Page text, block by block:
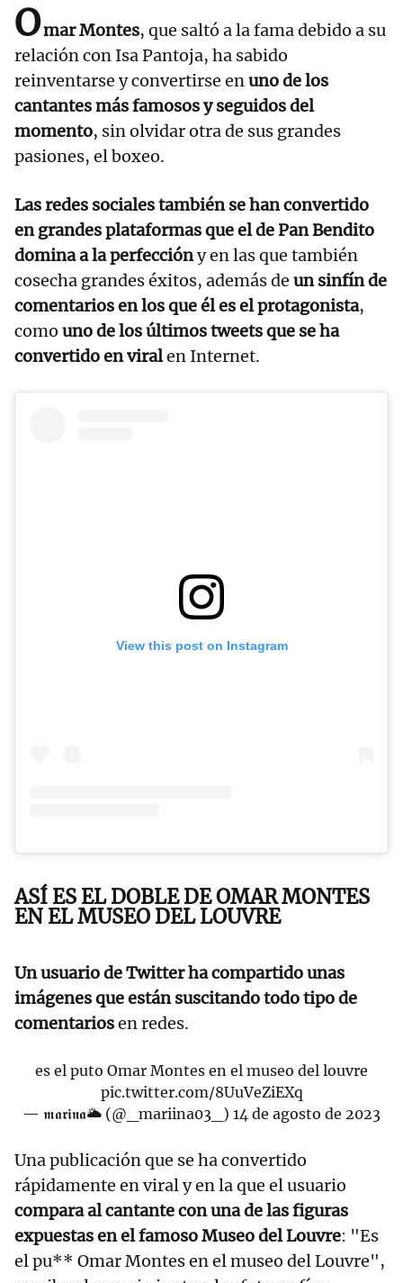
Omar Montes, que saltó a la fama debido a su
relación con Isa Pantoja, ha sabido
reinventarse y convertirse enuno de los
cantantes más famosos y seguidos del
momento, sin olvidar otra de sus grandes
pasiones, el boxeo.
Las redes sociales también se han convertido
en grandes plataformas que el de Pan Bendito
domina a la perfeccióny en las que también
cosecha grandes éxitos, además de un sinfín de
comentarios en los que él es el protagonista,
como uno de los últimos tweets que se ha
convertido en viralen Internet.
View this post on Instagram
ASÍ ES EL DOBLE DE OMAR MONTES
EN EL MUSEO DEL LOUVRE
Un usuario de Twitter ha compartido unas
imágenes que están suscitando todo tipo de
comentariosen redes.
es el puto Omar Montes en el museo del louvre
pic.twitter.com/8UuVeZiEXq
— 𝖒𝖆𝖗𝖎𝖓𝖆🌥️ (@_mariina03_) 14 de agosto de 2023
Una publicación que se ha convertido
rápidamente en viral y en la que el usuario
compara al cantante con una de las figuras
expuestas en el famoso Museo del Louvre: "Es
el pu** Omar Montes en el museo del Louvre",